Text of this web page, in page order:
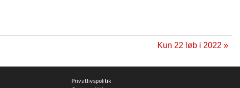
Kun 22 løb i 2022 »
Privatlivspolitik